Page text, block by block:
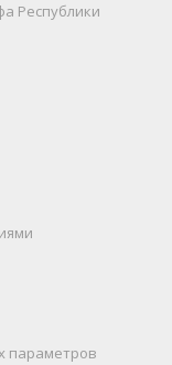
Республики
параметров